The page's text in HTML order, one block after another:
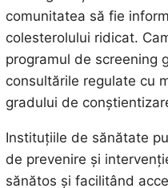
comunitatea să fie
colesterolului ridicat.
programul de screening
consultările regulate cu
gradului de
Instituțiile de sănătate
de prevenire și
sănătos și facilitând